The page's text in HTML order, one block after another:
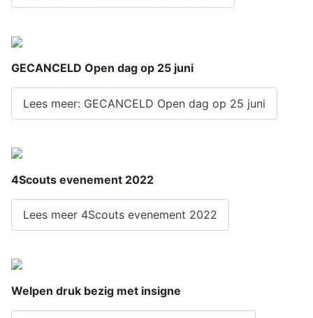
GECANCELD Open dag op 25 juni
Lees meer: GECANCELD Open dag op 25 juni
4Scouts evenement 2022
Lees meer 4Scouts evenement 2022
Welpen druk bezig met insigne